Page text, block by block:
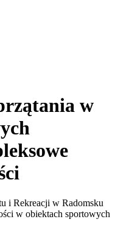
w
i Rekreacji w Radomsku
w obiektach sportowych